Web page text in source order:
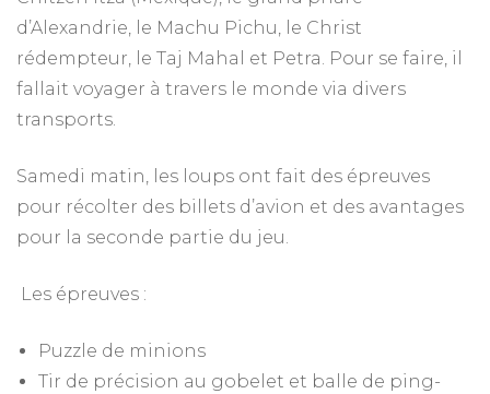
d’Alexandrie, le Machu Pichu, le Christ
rédempteur, le Taj Mahal et Petra. Pour se faire, il
fallait voyager à travers le monde via divers
transports.
Samedi matin, les loups ont fait des épreuves
pour récolter des billets d’avion et des avantages
pour la seconde partie du jeu.
Les épreuves :
Puzzle de minions
Tir de précision au gobelet et balle de ping-